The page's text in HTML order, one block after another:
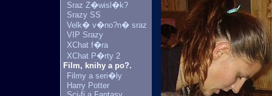
Sraz Z�wisl�k?
Srazy SS
Velk� v�no?n� sraz
VIP Srazy
XChat f�ra
XChat P�rty 2
Film, knihy a po?.
Filmy a seri�ly
Harry Potter